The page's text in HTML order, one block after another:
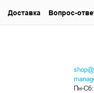
Пн-
Доставка Вопрос-